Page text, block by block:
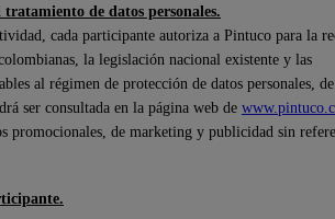
de datos personales.
cada participante autoriza a Pintuco para la
la legislación nacional existente y las
al régimen de protección de datos personales,
ser consultada en la página web de
promocionales, de marketing y publicidad sin